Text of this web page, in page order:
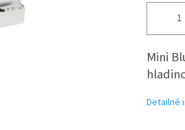
Mini
Detailné